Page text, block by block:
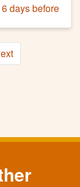
days before